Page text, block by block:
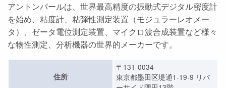
アントンパールは、世界最高精度の振動式デジタル密度計
を始め、粘度計、粘弾性測定装置（モジュラーレオメー
タ）、ゼータ電位測定装置、マイクロ波合成装置など様々
な物性測定、分析機器の世界的メーカーです。
住所
〒131-0034
東京都墨田区堤通1-19-9 リバ